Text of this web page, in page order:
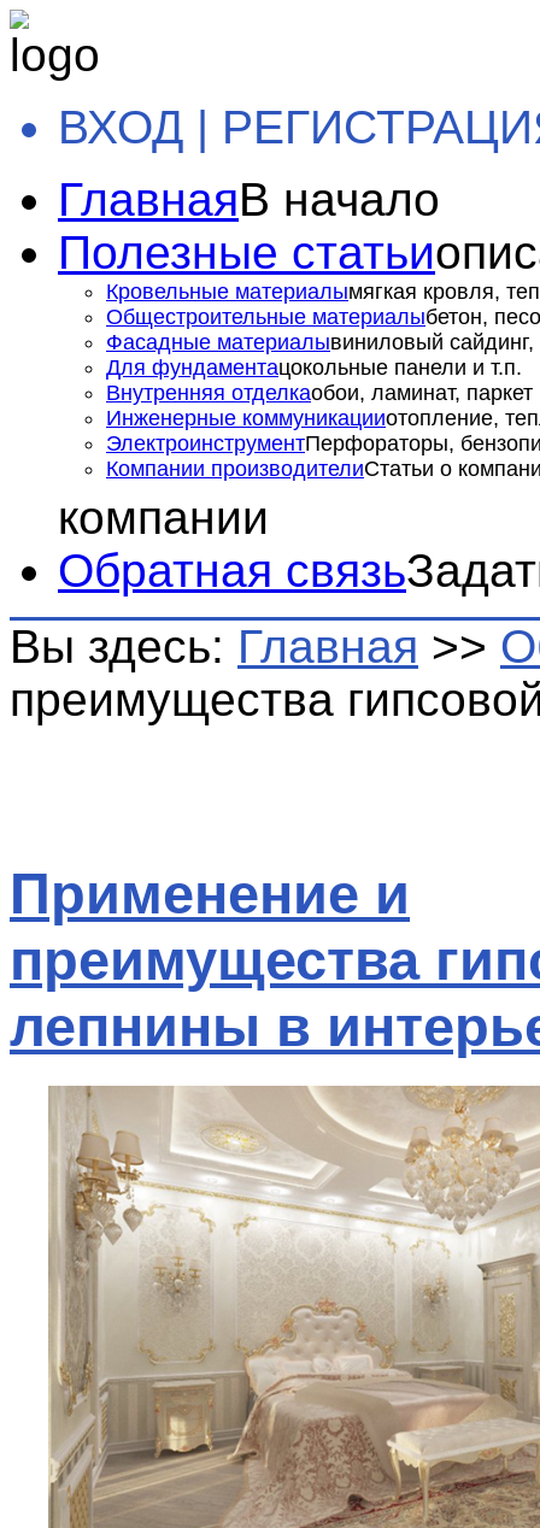
ВХОД |
ГлавнаяВ начало
Полезные статьи
Кровельные материалымягкая кровля,
Общестроительные материалыбетон,
Фасадные материалывиниловый сайдинг,
Для фундаментацокольные панели и т.п.
Внутренняя отделкаобои, ламинат, паркет
Инженерные коммуникацииотопление,
ЭлектроинструментПерфораторы,
Компании производителиСтатьи о
компании
Обратная связь
Вы здесь: Главная >>
преимущества
Применение и
преимущества
лепнины в